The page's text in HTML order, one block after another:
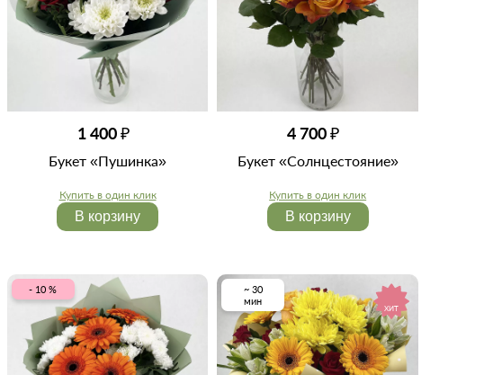
1 400 ₽
Букет «Пушинка»
Купить в один клик
В корзину
4 700 ₽
Букет «Солнцестояние»
Купить в один клик
В корзину
- 10 %
ХИТ
~ 30
мин